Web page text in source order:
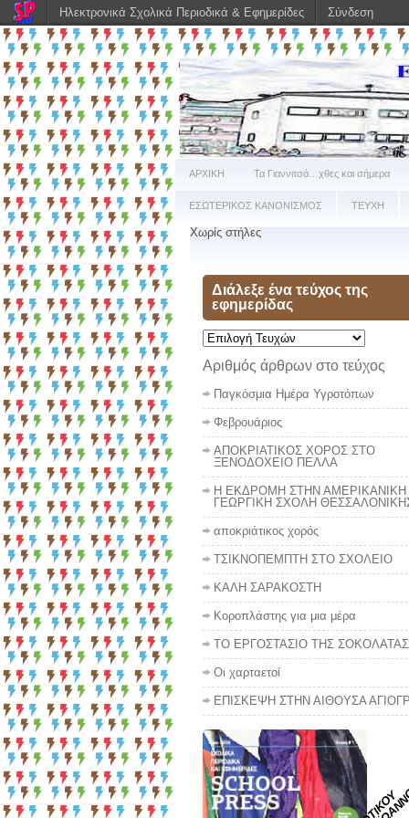
ΑΡΧΙΚΗ Τα Γιαννιτσά…χθες και σήμερα
ΕΣΩΤΕΡΙΚΟΣ ΚΑΝΟΝΙΣΜΟΣ ΤΕΥΧΗ
Χωρίς στήλες
Διάλεξε ένα τεύχος της
εφημερίδας
Αριθμός άρθρων στο τεύχος
Παγκόσμια Ημέρα Υγροτόπων
Φεβρουάριος
ΑΠΟΚΡΙΑΤΙΚΟΣ ΧΟΡΟΣ ΣΤΟ
ΞΕΝΟΔΟΧΕΙΟ ΠΕΛΛΑ
Η ΕΚΔΡΟΜΗ ΣΤΗΝ ΑΜΕΡΙΚΑΝΙΚΗ
ΓΕΩΡΓΙΚΗ ΣΧΟΛΗ
αποκριάτικος χορός
ΤΣΙΚΝΟΠΕΜΠΤΗ ΣΤΟ ΣΧΟΛΕΙΟ
ΚΑΛΗ ΣΑΡΑΚΟΣΤΗ
Κοροπλάστης για μια μέρα
TO EΡΓΟΣΤΑΣΙΟ ΤΗΣ ΣΟΚΟΛΑΤΑΣ
Οι χαρταετοί
ΕΠΙΣΚΕΨΗ ΣΤΗΝ ΑΙΘΟΥΣΑ
Ηλεκτρονικά Σχολικά Περιοδικά & Εφημερίδες Σύνδεση